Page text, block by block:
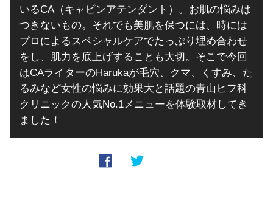
いるCA（キャビンアテンダント）。お肌の悩みは
つきないもの。それでも美肌を保つには、時には
プロによるスペシャルケアでたっぷり埋め合わせ
をし、肌力を底上げすることも大切。そこで今回
はCAライターのHarukaが毛穴、クマ、くすみ、た
るみなど女性の悩みに効果大と話題の青山ヒフ科
クリニックの人気No.1メニューを体験取材してき
ました！